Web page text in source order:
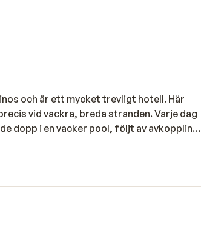
och är ett mycket trevligt hotell. Här
vid vackra, breda stranden. Varje dag
dopp i en vacker pool, följt av avkoppling i
du besöka wellness-avdelningen med
rum!